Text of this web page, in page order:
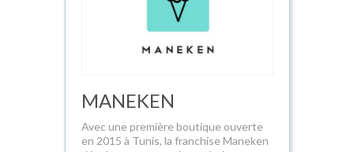
MANEKEN
Avec une première boutique ouverte
en 2015 à Tunis, la franchise Maneken